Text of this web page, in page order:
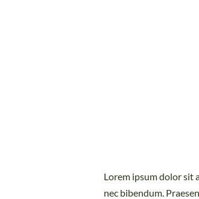
Lorem ipsum dolor sit
nec bibendum.